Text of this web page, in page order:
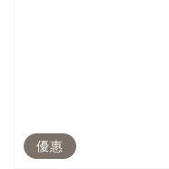
優惠